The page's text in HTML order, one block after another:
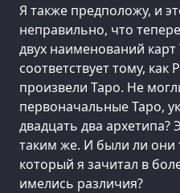
Я также предположу, и
неправильно, что
двух наименований
соответствует тому,
произвели Таро. Не
первоначальные Таро,
двадцать два архетипа?
таким же. И были ли они
который я зачитал в
имелись различия?